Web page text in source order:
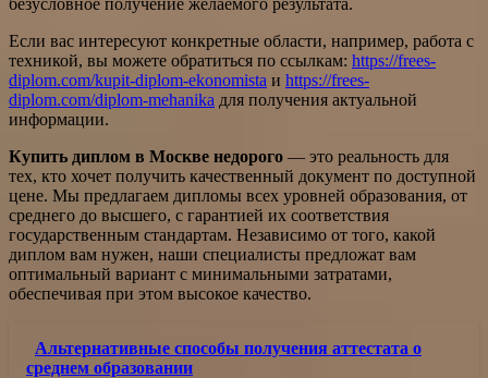
Если вас интересуют конкретные области, например, работа с
техникой, вы можете обратиться по ссылкам: https://frees-
diplom.com/kupit-diplom-ekonomista и https://frees-
diplom.com/diplom-mehanika для получения актуальной
информации.
Купить диплом в Москве недорого — это реальность для
тех, кто хочет получить качественный документ по доступной
цене. Мы предлагаем дипломы всех уровней образования, от
среднего до высшего, с гарантией их соответствия
государственным стандартам. Независимо от того, какой
диплом вам нужен, наши специалисты предложат вам
оптимальный вариант с минимальными затратами,
обеспечивая при этом высокое качество.
Альтернативные способы получения аттестата о
среднем образовании